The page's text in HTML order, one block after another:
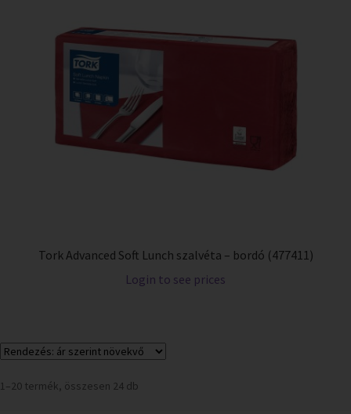
Tork Advanced Soft Lunch szalvéta – bordó (477411)
Login to see prices
1–20 termék, összesen 24 db